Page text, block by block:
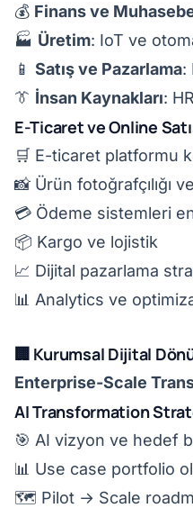
💰 Finans ve
🏭 Üretim: IoT ve
📱 Satış ve Pazarlama:
👔 İnsan Kaynakları:
E-Ticaret ve Online
🛒 E-ticaret platformu
📸 Ürün fotoğrafçılığı
💳 Ödeme sistemleri
📦 Kargo ve lojistik
📈 Dijital pazarlama
📊 Analytics ve
🏢 Kurumsal Dijital
Enterprise-Scale
AI Transformation
🎯 AI vizyon ve hedef
📊 Use case portfolio
🗺️ Pilot → Scale